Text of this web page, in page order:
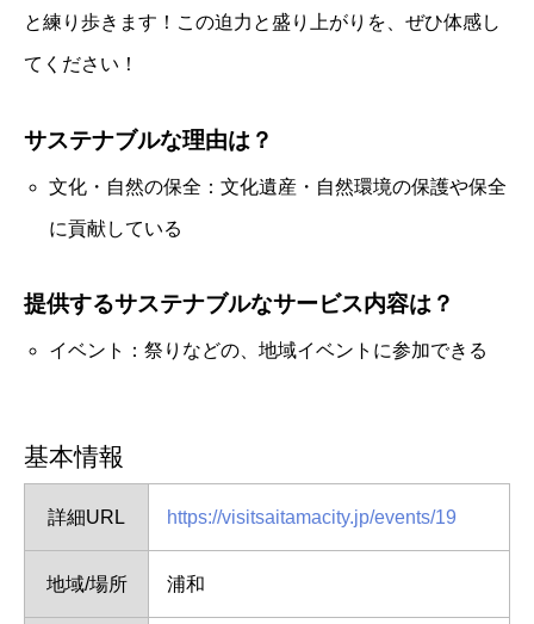
と練り歩きます！この迫力と盛り上がりを、ぜひ体感し
てください！
サステナブルな理由は？
文化・自然の保全：文化遺産・自然環境の保護や保全
に貢献している
提供するサステナブルなサービス内容は？
イベント：祭りなどの、地域イベントに参加できる
基本情報
詳細URL https://visitsaitamacity.jp/events/19
地域/場所 浦和